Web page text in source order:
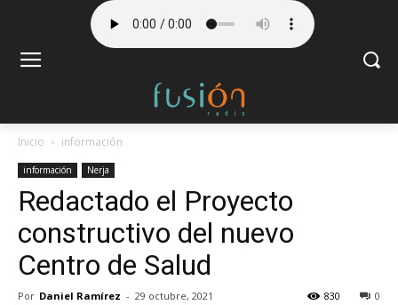
Inicio información
información Nerja
Redactado el Proyecto
constructivo del nuevo
Centro de Salud
Por Daniel Ramírez - 29 octubre, 2021 0
830